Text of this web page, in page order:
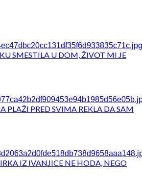
SMESTILA U DOM, ŽIVOT MI JE
PLAŽI PRED SVIMA REKLA DA SAM
IZ IVANJICE NE HODA, NEGO